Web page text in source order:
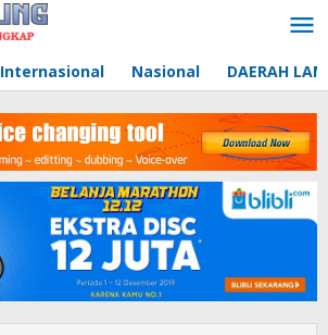
Internasional Nasional DAERAH